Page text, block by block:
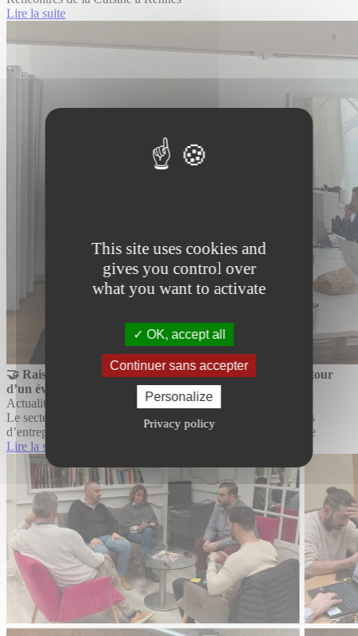
This site uses cookies and
gives you control over
what you want to activate
OK, accept all
Continuer sans accepter
Personalize
Privacy policy
Lire la suite
🤝 Raison Home et Heytens : une réunion stratégique autour
d’un événement commun
Actualité
Le secteur de l’aménagement d’intérieur attire de plus en plus
d’entrepreneurs en quête de sens, de créativité et d’autonomie
Lire la suite